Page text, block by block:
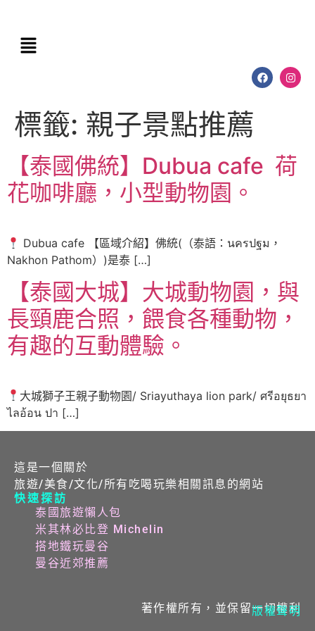
標籤: 親子景點推薦
【泰國佛統】Dubua cafe 荷
花咖啡廳，小型動物園。
Dubua cafe 【區域介紹】佛統(（泰語：นครปฐม，
Nakhon Pathom）)是泰 […]
【泰國大城】大城動物園，與
長頸鹿合照，餵食各種動物，
有趣的互動體驗。
大城獅子王親子動物園/ Sriayuthaya lion park/ ศรีอยุธยา
ไลอ้อน ปา […]
這是一個關於
旅遊/美食/文化/所有吃喝玩樂相關訊息的網站
快速探訪
泰國旅遊懶人包
米其林必比登 Michelin
搭地鐵玩曼谷
曼谷近郊推薦
著作權所有，並保留一切權利
版權聲明